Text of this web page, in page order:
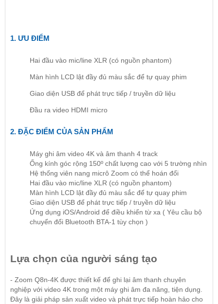
1. ƯU ĐIỂM
Hai đầu vào mic/line XLR (có nguồn phantom)
Màn hình LCD lật đầy đủ màu sắc để tự quay phim
Giao diện USB để phát trực tiếp / truyền dữ liệu
Đầu ra video HDMI micro
2. ĐẶC ĐIỂM CỦA SẢN PHẨM
Máy ghi âm video 4K và âm thanh 4 track
Ống kính góc rộng 150º chất lượng cao với 5 trường nhìn
Hệ thống viên nang micrô Zoom có ​​thể hoán đổi
Hai đầu vào mic/line XLR (có nguồn phantom)
Màn hình LCD lật đầy đủ màu sắc để tự quay phim
Giao diện USB để phát trực tiếp / truyền dữ liệu
Ứng dụng iOS/Android để điều khiển từ xa ( Yêu cầu bộ
chuyển đổi Bluetooth BTA-1 tùy chọn )
Lựa chọn của người sáng tạo
- Zoom Q8n-4K được thiết kế để ghi lại âm thanh chuyên
nghiệp với video 4K trong một máy ghi âm đa năng, tiện dụng.
Đây là giải pháp sản xuất video và phát trực tiếp hoàn hảo cho